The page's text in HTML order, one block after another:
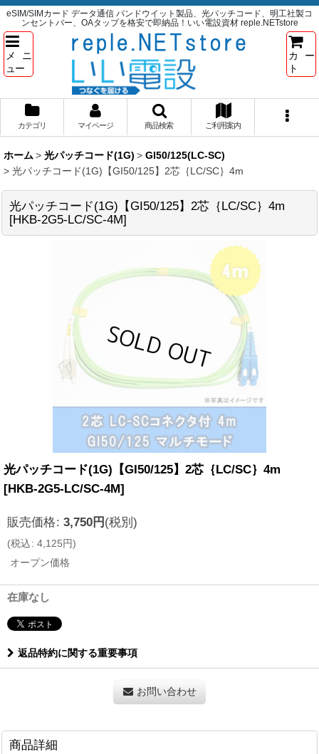
eSIM/SIMカード データ通信 パンドウイット製品、光パッチコード、明工社製コ
ンセントバー、OAタップを格安で即納品！いい電設資材 reple.NETstore
メニ
ュー
カー
ト
カテゴリ マイページ 商品検索 ご利用案内
ホーム > 光パッチコード(1G) > GI50/125(LC-SC)
> 光パッチコード(1G)【GI50/125】2芯｛LC/SC｝4m
光パッチコード(1G)【GI50/125】2芯｛LC/SC｝4m
[HKB-2G5-LC/SC-4M]
光パッチコード(1G)【GI50/125】2芯｛LC/SC｝4m
[HKB-2G5-LC/SC-4M]
販売価格: 3,750円(税別)
(税込: 4,125円)
オープン価格
在庫なし
返品特約に関する重要事項
お問い合わせ
商品詳細